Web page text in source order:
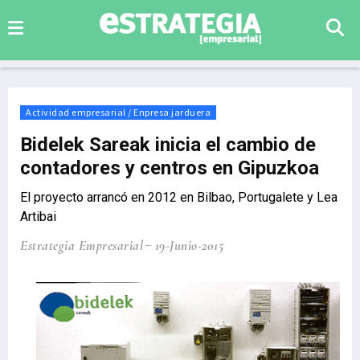
Actividad empresarial / Enpresa jarduera
Bidelek Sareak inicia el cambio de
contadores y centros en Gipuzkoa
El proyecto arrancó en 2012 en Bilbao, Portugalete y Lea
Artibai
Estrategia Empresarial 19-Junio-2015